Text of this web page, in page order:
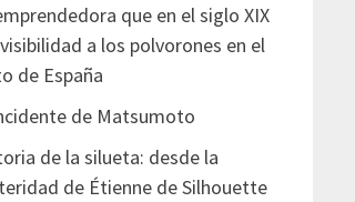
que en el siglo XIX
a los polvorones en el
de España
de Matsumoto
de la silueta: desde la
de Étienne de Silhouette